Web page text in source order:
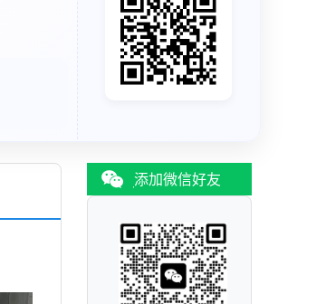
添加微信好友